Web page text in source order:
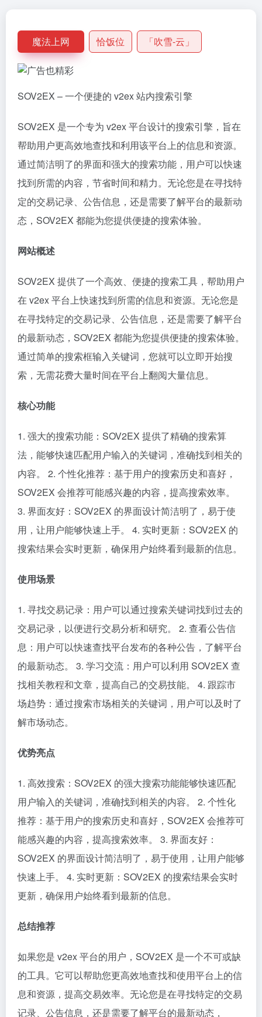
魔法上网 恰饭位 「吹雪-云」
SOV2EX – 一个便捷的 v2ex 站内搜索引擎
SOV2EX 是一个专为 v2ex 平台设计的搜索引擎，旨在
帮助用户更高效地查找和利用该平台上的信息和资源。
通过简洁明了的界面和强大的搜索功能，用户可以快速
找到所需的内容，节省时间和精力。无论您是在寻找特
定的交易记录、公告信息，还是需要了解平台的最新动
态，SOV2EX 都能为您提供便捷的搜索体验。
网站概述
SOV2EX 提供了一个高效、便捷的搜索工具，帮助用户
在 v2ex 平台上快速找到所需的信息和资源。无论您是
在寻找特定的交易记录、公告信息，还是需要了解平台
的最新动态，SOV2EX 都能为您提供便捷的搜索体验。
通过简单的搜索框输入关键词，您就可以立即开始搜
索，无需花费大量时间在平台上翻阅大量信息。
核心功能
1. 强大的搜索功能：SOV2EX 提供了精确的搜索算
法，能够快速匹配用户输入的关键词，准确找到相关的
内容。 2. 个性化推荐：基于用户的搜索历史和喜好，
SOV2EX 会推荐可能感兴趣的内容，提高搜索效率。
3. 界面友好：SOV2EX 的界面设计简洁明了，易于使
用，让用户能够快速上手。 4. 实时更新：SOV2EX 的
搜索结果会实时更新，确保用户始终看到最新的信息。
使用场景
1. 寻找交易记录：用户可以通过搜索关键词找到过去的
交易记录，以便进行交易分析和研究。 2. 查看公告信
息：用户可以快速查找平台发布的各种公告，了解平台
的最新动态。 3. 学习交流：用户可以利用 SOV2EX 查
找相关教程和文章，提高自己的交易技能。 4. 跟踪市
场趋势：通过搜索市场相关的关键词，用户可以及时了
解市场动态。
优势亮点
1. 高效搜索：SOV2EX 的强大搜索功能能够快速匹配
用户输入的关键词，准确找到相关的内容。 2. 个性化
推荐：基于用户的搜索历史和喜好，SOV2EX 会推荐可
能感兴趣的内容，提高搜索效率。 3. 界面友好：
SOV2EX 的界面设计简洁明了，易于使用，让用户能够
快速上手。 4. 实时更新：SOV2EX 的搜索结果会实时
更新，确保用户始终看到最新的信息。
总结推荐
如果您是 v2ex 平台的用户，SOV2EX 是一个不可或缺
的工具。它可以帮助您更高效地查找和使用平台上的信
息和资源，提高交易效率。无论您是在寻找特定的交易
记录、公告信息，还是需要了解平台的最新动态，